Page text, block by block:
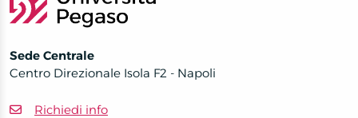
Sede Centrale
Centro Direzionale Isola F2 - Napoli
Richiedi info